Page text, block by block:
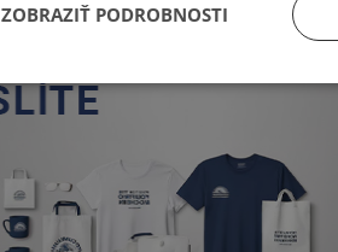
ZOBRAZIŤ PODROBNOSTI